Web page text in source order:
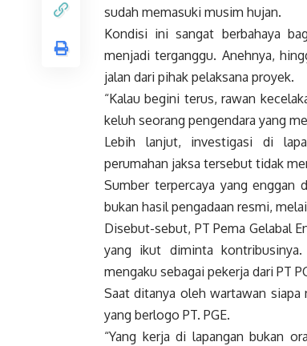
sudah memasuki musim hujan.
Kondisi ini sangat berbahaya
menjadi terganggu. Anehnya,
jalan dari pihak pelaksana proyek.
“Kalau begini terus, rawan
keluh seorang pengendara yang
Lebih lanjut, investigasi di
perumahan jaksa tersebut tidak
Sumber terpercaya yang enggan
bukan hasil pengadaan resmi,
Disebut-sebut, PT Pema Gelabal
yang ikut diminta
mengaku sebagai pekerja dari PT
Saat ditanya oleh wartawan siapa
yang berlogo PT. PGE.
“Yang kerja di lapangan bukan